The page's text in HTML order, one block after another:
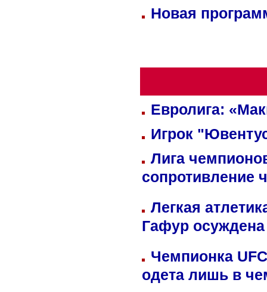
Новая
Евролига:
Игрок
Лига
сопротивление
Легкая
Гафур осуждена
Чемпионка
одета лишь в